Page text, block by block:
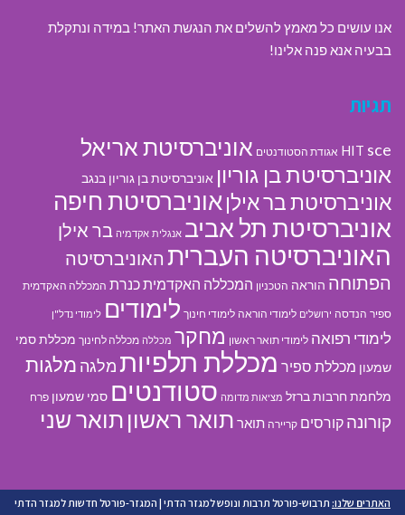
אנו עושים כל מאמץ להשלים את הנגשת האתר! במידה ונתקלת
בבעיה אנא פנה אלינו!
תגיות
HIT sce אגודת הסטודנטים אוניברסיטת אריאל
אוניברסיטת בן גוריון אוניברסיטת בן גוריון בנגב
אוניברסיטת בר אילן אוניברסיטת חיפה
אוניברסיטת תל אביב אנגלית אקדמיה בר אילן
האוניברסיטה העברית האוניברסיטה
הפתוחה הוראה הטכניון המכללה האקדמית כנרת המכללה האקדמית
ספיר הנדסה ירושלים לימודי הוראה לימודי חינוך לימודים לימודי נדל"ן
לימודי רפואה לימודי תואר ראשון מחקר מכללה מכללה לחינוך מכללת סמי
שמעון מכללת ספיר מכללת תלפיותמלגה מלגות
מלחמת חרבות ברזל מציאות מדומה סטודנטים סמי שמעון פרח
קורונה קורסים קריירה תואר תואר ראשון תואר שני
האתרים שלנו: תרבוש-פורטל תרבות ונופש למגזר הדתי | המגזר-פורטל חדשות למגזר הדתי